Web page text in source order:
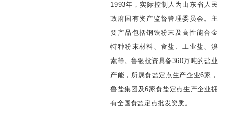
1993年，实际控制人为山东省人民
政府国有资产监督管理委员会。主
要产品包括钢铁粉末及高性能合金
特种粉末材料、食盐、工业盐、溴
素等。鲁银投资具备360万吨的盐业
产能，所属食盐定点生产企业6家，
鲁盐集团及6家食盐定点生产企业拥
有全国食盐定点批发资质。